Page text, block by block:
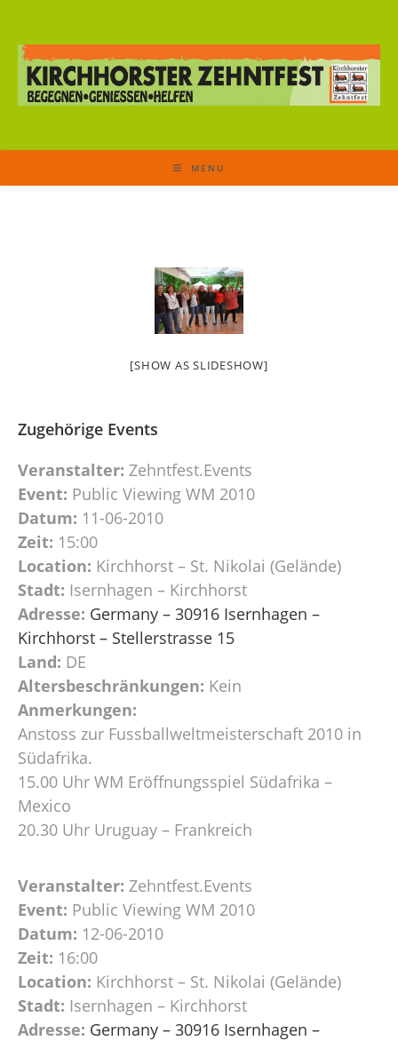
MENU
[SHOW AS SLIDESHOW]
Zugehörige Events
Veranstalter: Zehntfest.Events
Event: Public Viewing WM 2010
Datum: 11-06-2010
Zeit: 15:00
Location: Kirchhorst – St. Nikolai (Gelände)
Stadt: Isernhagen – Kirchhorst
Adresse: Germany – 30916 Isernhagen –
Kirchhorst – Stellerstrasse 15
Land: DE
Altersbeschränkungen: Kein
Anmerkungen:
Anstoss zur Fussballweltmeisterschaft 2010 in
Südafrika.
15.00 Uhr WM Eröffnungsspiel Südafrika –
Mexico
20.30 Uhr Uruguay – Frankreich
Veranstalter: Zehntfest.Events
Event: Public Viewing WM 2010
Datum: 12-06-2010
Zeit: 16:00
Location: Kirchhorst – St. Nikolai (Gelände)
Stadt: Isernhagen – Kirchhorst
Adresse: Germany – 30916 Isernhagen –